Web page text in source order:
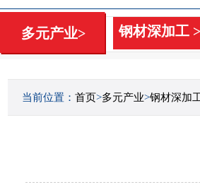
多元产业> 钢材深加工 >
当前位置： 首页>多元产业>钢材深加